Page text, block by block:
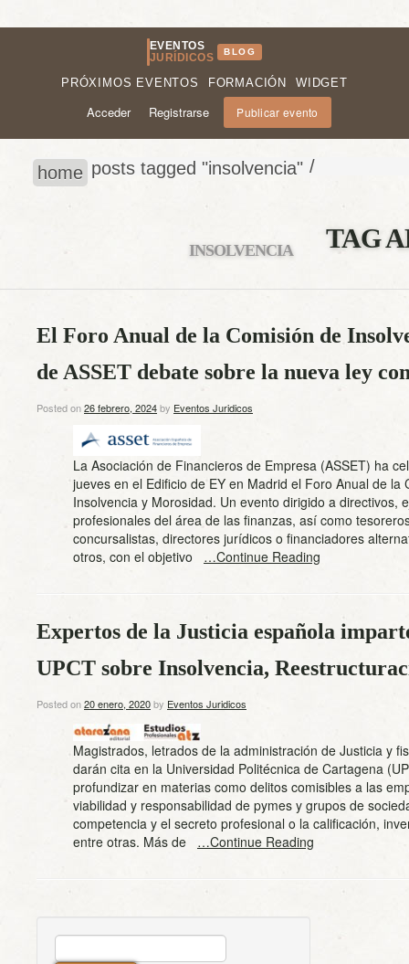
EVENTOS
JURÍDICOS
BLOG
PRÓXIMOS EVENTOS FORMACIÓN WIDGET
Acceder Registrarse Publicar evento
home /
posts tagged "insolvencia"
TAG
INSOLVENCIA
El Foro Anual de la Comisión de
de ASSET debate sobre la nueva ley
Posted on26 febrero, 2024by Eventos Juridicos
La Asociación de Financieros de Empresa (ASSET) ha
jueves en el Edificio de EY en Madrid el Foro Anual de la
Insolvencia y Morosidad. Un evento dirigido a directivos,
profesionales del área de las finanzas, así como
concursalistas, directores jurídicos o financiadores
otros, con el objetivo …Continue Reading
Expertos de la Justicia española
UPCT sobre Insolvencia,
Posted on20 enero, 2020by Eventos Juridicos
Magistrados, letrados de la administración de Justicia y
darán cita en la Universidad Politécnica de Cartagena
profundizar en materias como delitos comisibles a las
viabilidad y responsabilidad de pymes y grupos de
competencia y el secreto profesional o la calificación,
entre otras. Más de …Continue Reading
BUSCAR: